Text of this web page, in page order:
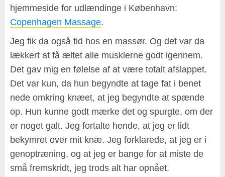
hjemmeside for udlændinge i København:
Copenhagen Massage.
Jeg fik da også tid hos en massør. Og det var da
lækkert at få æltet alle musklerne godt igennem.
Det gav mig en følelse af at være totalt afslappet.
Det var kun, da hun begyndte at tage fat i benet
nede omkring knæet, at jeg begyndte at spænde
op. Hun kunne godt mærke det og spurgte, om der
er noget galt. Jeg fortalte hende, at jeg er lidt
bekymret over mit knæ. Jeg forklarede, at jeg er i
genoptræning, og at jeg er bange for at miste de
små fremskridt, jeg trods alt har opnået.